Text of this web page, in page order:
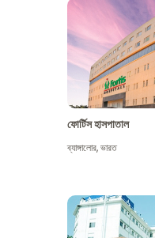
ফোর্টিস হাসপাতাল
ব্যাঙ্গালোর,ভারত